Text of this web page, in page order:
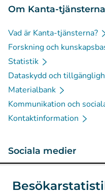
Om Kanta-tjänsterna
Vad är Kanta-tjänsterna?
Forskning och
Statistik
Dataskydd och
Materialbank
Kommunikation och
Kontaktinformation
Sociala medier
LinkedIn(Avautuu uuteen